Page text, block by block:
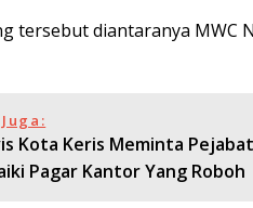
tersebut diantaranya MWC
Kota Keris Meminta
Pagar Kantor Yang Roboh